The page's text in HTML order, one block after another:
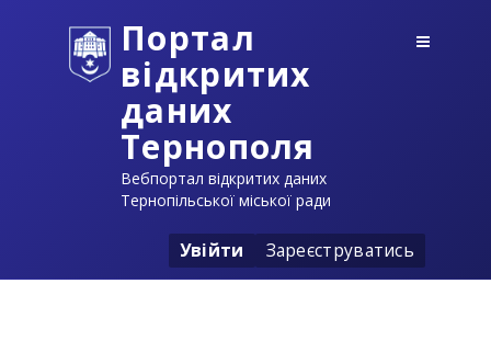
Портал
відкритих
даних
Тернополя
Вебпортал відкритих даних
Тернопільської міської ради
Увійти Зареєструватись